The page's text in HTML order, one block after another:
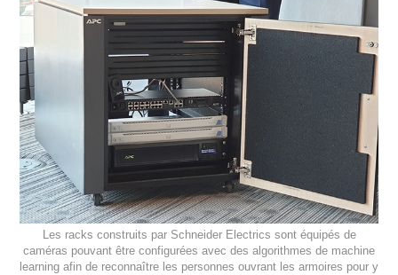
Les racks construits par Schneider Electrics sont équipés de
caméras pouvant être configurées avec des algorithmes de machine
learning afin de reconnaître les personnes ouvrant les armoires pour y